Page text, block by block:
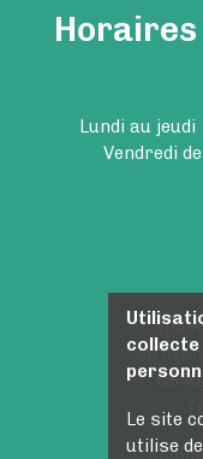
Lundi au
Vendredi
50
collecte
Le site
utilise